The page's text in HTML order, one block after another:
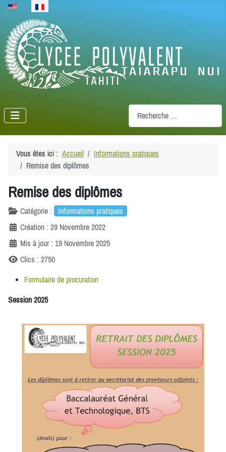
Sélectionnez votre langue
Vous êtes ici : Accueil
Informations pratiques
Remise des diplômes
Remise des diplômes
Catégorie :
Informations pratiques
Création : 29 Novembre 2022
Mis à jour : 19 Novembre 2025
Clics : 2750
Formulaire de procuration
Session 2025